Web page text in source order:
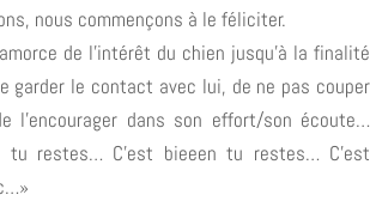
nous commençons à le féliciter.
de l’intérêt du chien jusqu’à la finalité
garder le contact avec lui, de ne pas couper
l’encourager dans son effort/son écoute…
tu restes… C’est bieeen tu restes… C’est